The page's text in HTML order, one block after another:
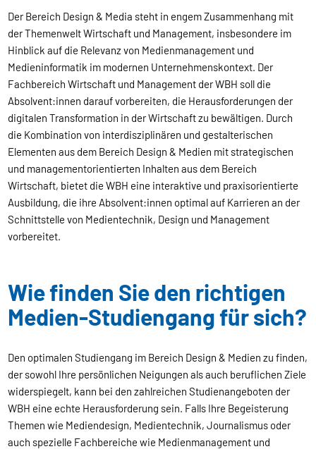
Der Bereich Design & Media steht in engem Zusammenhang mit
der Themenwelt Wirtschaft und Management, insbesondere im
Hinblick auf die Relevanz von Medienmanagement und
Medieninformatik im modernen Unternehmenskontext. Der
Fachbereich Wirtschaft und Management der WBH soll die
Absolvent:innen darauf vorbereiten, die Herausforderungen der
digitalen Transformation in der Wirtschaft zu bewältigen. Durch
die Kombination von interdisziplinären und gestalterischen
Elementen aus dem Bereich Design & Medien mit strategischen
und managementorientierten Inhalten aus dem Bereich
Wirtschaft, bietet die WBH eine interaktive und praxisorientierte
Ausbildung, die ihre Absolvent:innen optimal auf Karrieren an der
Schnittstelle von Medientechnik, Design und Management
vorbereitet.
Wie finden Sie den richtigen
Medien-Studiengang für sich?
Den optimalen Studiengang im Bereich Design & Medien zu finden,
der sowohl Ihre persönlichen Neigungen als auch beruflichen Ziele
widerspiegelt, kann bei den zahlreichen Studienangeboten der
WBH eine echte Herausforderung sein. Falls Ihre Begeisterung
Themen wie Mediendesign, Medientechnik, Journalismus oder
auch spezielle Fachbereiche wie Medienmanagement und